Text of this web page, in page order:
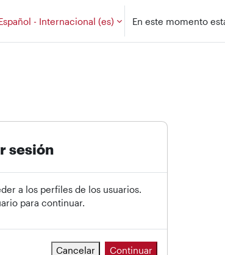
- Internacional ‎(es)‎ En este momento
sesión
a los perfiles de los usuarios.
para continuar.
Cancelar Continuar